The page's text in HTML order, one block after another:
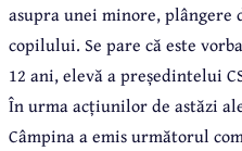
asupra unei minore,
copilului. Se pare că este
12 ani, elevă a președintelui
În urma acțiunilor de astăzi
Câmpina a emis următorul